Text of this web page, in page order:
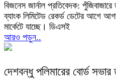
বিজনেস জার্নাল প্রতিবেদক:
ব্যাংক লিমিটেড রেকর্ড ডেটের আগে
মার্কেটে যাচ্ছে। ডিএসই
আরও পড়ুন..
দেশবন্ধু পলিমারের বোর্ড সভার